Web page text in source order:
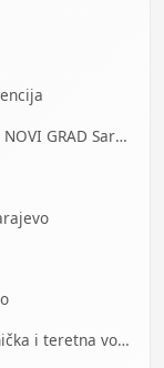
Centrotours - Putnička-Turistička Agencija NOVI GRAD Sarajevo
MAK Parts & Service - Autodijelovi za putnička i teretna vozila Gračanica